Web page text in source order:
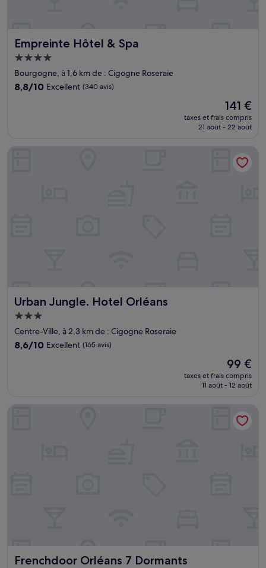
Empreinte Hôtel & Spa
Empreinte Hôtel & Spa
Hébergement
4.0 étoiles
Bourgogne, à 1,6 km de : Cigogne Roseraie
8.8
8,8/10 Excellent (340 avis)
Le
nouveau
prix
141 €
141 €
taxes et frais compris
21 août - 22 août
Urban Jungle. Hotel Orléans
Urban Jungle. Hotel Orléans
Hébergement
3.0 étoiles
Centre-Ville, à 2,3 km de : Cigogne Roseraie
8.6
8,6/10 Excellent (165 avis)
Le
nouveau
prix
de
99 €
99 €
taxes et frais compris
11 août - 12 août
Urban Jungle. Hotel Orléans
Frenchdoor Orléans 7 Dormants
Frenchdoor Orléans 7 Dormants